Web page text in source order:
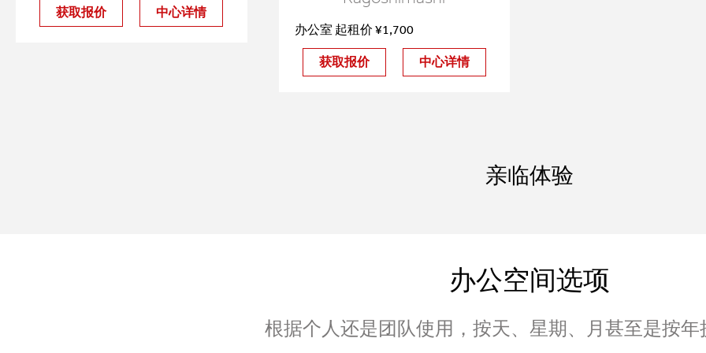
获取报价 中心详情
办公室 起租价 ¥1,700
获取报价 中心详情
亲临体验
办公空间选项
根据个人还是团队使用，按天、星期、月甚至是按年